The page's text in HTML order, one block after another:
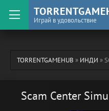
Играй в удовольствие
TORRENTGAMEHUB » ИНДИ »
Scam Center